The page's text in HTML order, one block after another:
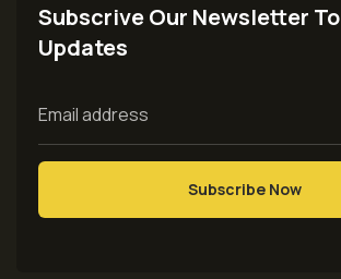
Subscrive Our Newsletter
Updates